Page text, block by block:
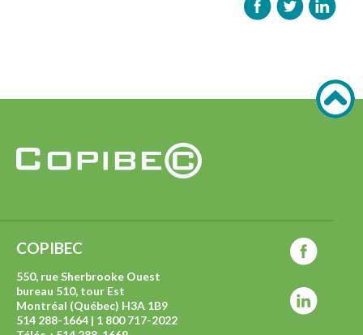
COPIBEC
550, rue Sherbrooke Ouest
bureau 510, tour Est
Montréal (Québec) H3A 1B9
514 288-1664 | 1 800 717-2022